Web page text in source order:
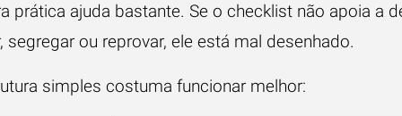
prática ajuda bastante. Se o checklist não apoia a
segregar ou reprovar, ele está mal desenhado.
simples costuma funcionar melhor: